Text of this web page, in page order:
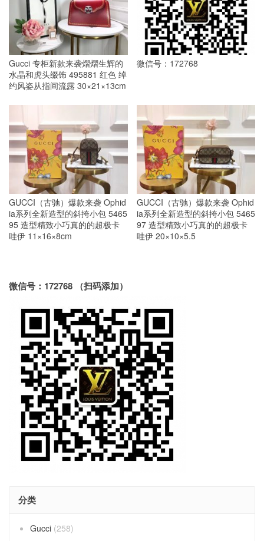
Gucci 专柜新款来袭熠熠生辉的
水晶和虎头缀饰 495881 红色 绰
约风姿从指间流露 30×21×13cm
微信号：172768
GUCCI（古驰）爆款来袭 Ophid
ia系列全新造型的斜挎小包 5465
95 造型精致小巧真的的超极卡
哇伊 11×16×8cm
GUCCI（古驰）爆款来袭 Ophid
ia系列全新造型的斜挎小包 5465
97 造型精致小巧真的的超极卡
哇伊 20×10×5.5
微信号：172768 （扫码添加）
分类
Gucci (258)